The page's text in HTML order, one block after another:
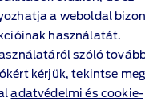
a weboldal
használatát.
szóló
kérjük, tekintse
adatvédelmi és cookie-